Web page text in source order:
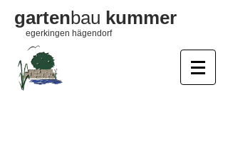
egerkingen hägendorf
gartenbau kummer